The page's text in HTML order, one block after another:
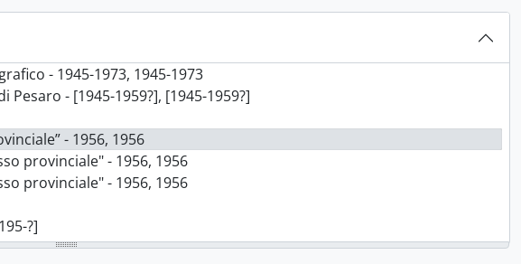
- 1945-1973, 1945-1973
- [1945-1959?], [1945-1959?]
- 1956, 1956
provinciale" - 1956, 1956
provinciale" - 1956, 1956
?]
- [195-?], 1949-[195-?]